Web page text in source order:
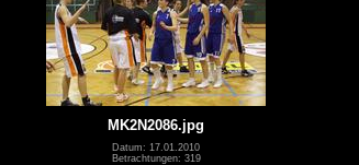
MK2N2086.jpg
Datum: 17.01.2010
Betrachtungen: 319